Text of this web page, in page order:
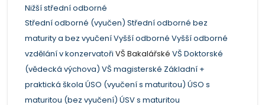
Nižší střední odborné
Střední odborné (vyučen) Střední odborné bez
maturity a bez vyučeníVyšší odborné Vyšší odborné
vzdělání v konzervatoři VŠ Bakalářské VŠ Doktorské
(vědecká výchova) VŠ magisterské Základní +
praktická škola ÚSO (vyučení s maturitou) ÚSO s
maturitou (bez vyučení) ÚSV s maturitou